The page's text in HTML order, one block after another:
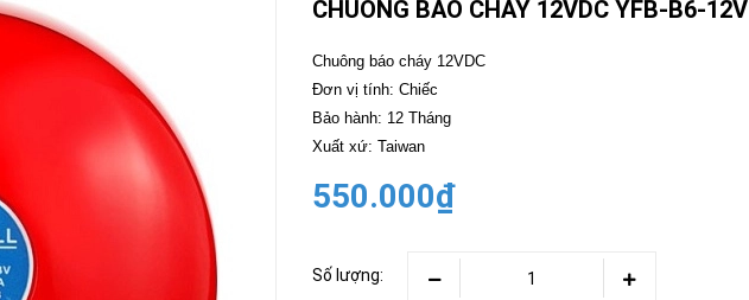
ĐỘNG
Hikvision
Camera
THIẾT
TUYẾN
CHUÔNG BÁO CHÁY 12VDC YFB-B6-12V
Chuông báo cháy 12VDC
Đơn vị tính: Chiếc
Bảo hành: 12 Tháng
Xuất xứ: Taiwan
550.000₫
Số lượng: